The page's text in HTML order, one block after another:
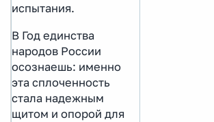
испытания.
В Год единства
народов России
осознаешь: именно
эта сплоченность
стала надежным
щитом и опорой для